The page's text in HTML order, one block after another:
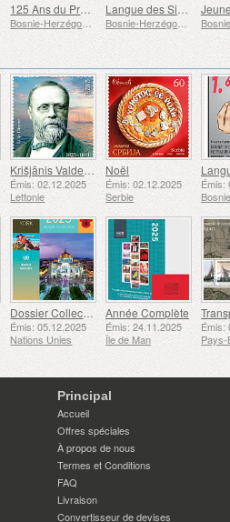
125 Ans du Premier Vol du Zeppelin Langue des Signes
Krišjānis Valdemārs
Émis: 02.12.2025
Lettonie
Noël
Émis: 02.12.2025
Serbie
Émis:
Dossier Collection Annuelle (New York)
Émis: 05.12.2025
Nations Unies
Année Complète
Émis: 24.11.2025
Île de Man
Émis:
Pays-
Principal
Accueil
Offres spéciales
À propos de nous
Termes et Conditions
FAQ
Livraison
Convertisseur de devises